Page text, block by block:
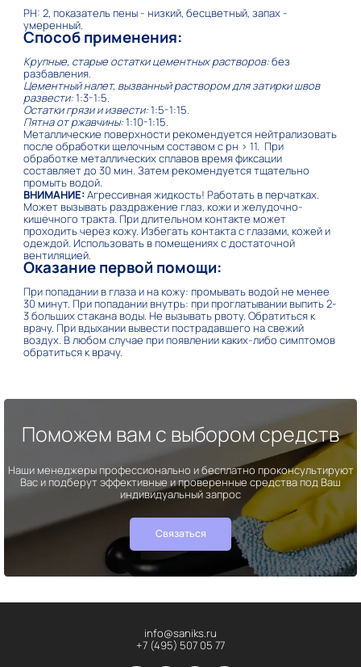
PH: 2, показатель пены - низкий, бесцветный, запах -
умеренный.
Способ применения:
Крупные, старые остатки цементных растворов:без
разбавления.
Цементный налет, вызванный раствором для затирки швов
развести:1:3-1:5.
Остатки грязи и извести:1:5-1:15.
Пятна от ржавчины:1:10-1:15.
Металлические поверхности рекомендуется нейтрализовать
после обработки щелочным составом с рн > 11. При
обработке металлических сплавов время фиксации
составляет до 30 мин. Затем рекомендуется тщательно
промыть водой.
ВНИМАНИЕ:Агрессивная жидкость! Работать в перчатках.
Может вызывать раздражение глаз, кожи и желудочно-
кишечного тракта. При длительном контакте может
проходить через кожу. Избегать контакта с глазами, кожей и
одеждой. Использовать в помещениях с достаточной
вентиляцией.
Оказание первой помощи:
При попадании в глаза и на кожу: промывать водой не менее
30 минут. При попадании внутрь: при проглатывании выпить 2-
3 больших стакана воды. Не вызывать рвоту. Обратиться к
врачу. При вдыхании вывести пострадавшего на свежий
воздух. В любом случае при появлении каких-либо симптомов
обратиться к врачу.
Поможем вам с выбором средств
Наши менеджеры профессионально и бесплатно проконсультируют
Вас и подберут эффективные и проверенные средства под Ваш
индивидуальный запрос
Связаться
info@saniks.ru
+7 (495) 507 05 77